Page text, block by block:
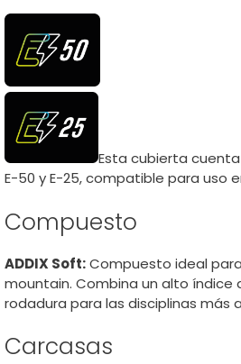
Esta cubierta
E-50 y E-25, compatible para uso
Compuesto
ADDIX Soft:Compuesto ideal
mountain. Combina un alto índice
rodadura para las disciplinas más
Carcasas